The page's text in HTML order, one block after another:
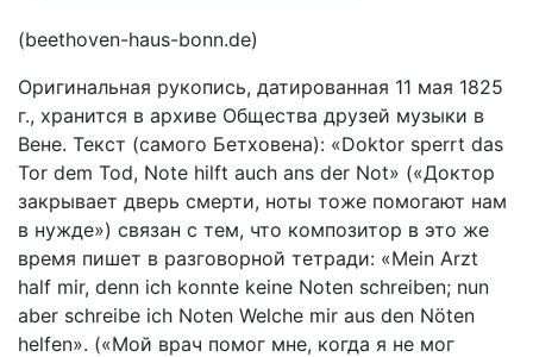
(beethoven-haus-bonn.de)
Оригинальная рукопись, датированная 11 мая 1825
г., хранится в архиве Общества друзей музыки в
Вене. Текст (самого Бетховена): «Doktor sperrt das
Tor dem Tod, Note hilft auch ans der Not» («Доктор
закрывает дверь смерти, ноты тоже помогают нам
в нужде») связан с тем, что композитор в это же
время пишет в разговорной тетради: «Mein Arzt
half mir, denn ich konnte keine Noten schreiben; nun
aber schreibe ich Noten Welche mir aus den Nöten
helfen». («Мой врач помог мне, когда я не мог